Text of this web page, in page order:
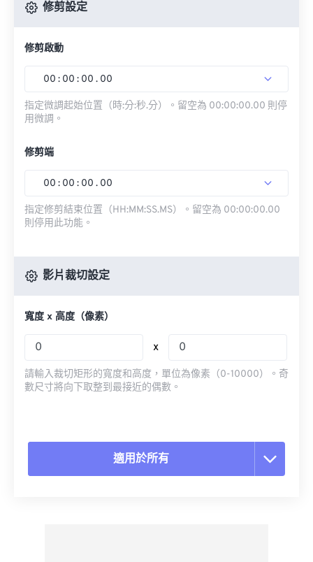
修剪設定
修剪啟動
00 : 00 : 00 . 00
指定微調起始位置（時:分:秒.分）。留空為 00:00:00.00 則停
用微調。
修剪端
00 : 00 : 00 . 00
指定修剪結束位置（HH:MM:SS.MS）。留空為 00:00:00.00
則停用此功能。
影片裁切設定
寬度 x 高度（像素）
x
請輸入裁切矩形的寬度和高度，單位為像素（0-10000）。奇
數尺寸將向下取整到最接近的偶數。
適用於所有